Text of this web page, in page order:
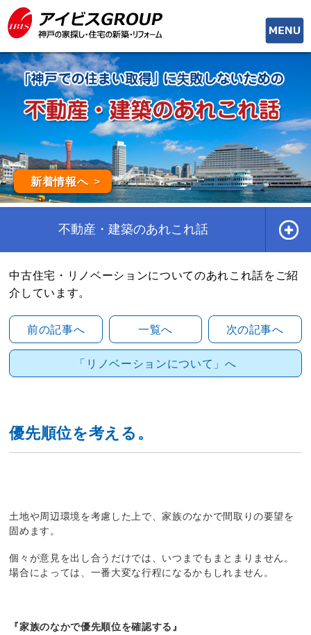
toggle
新着情報へ
不動産・建築のあれこれ話
中古住宅・リノベーションについてのあれこれ話をご紹
介しています。
前の記事へ 一覧へ 次の記事へ
「リノベーションについて」へ
優先順位を考える。
土地や周辺環境を考慮した上で、家族のなかで間取りの要望を
固めます。
個々が意見を出し合うだけでは、いつまでもまとまりません。
場合によっては、一番大変な行程になるかもしれません。
『家族のなかで優先順位を確認する』